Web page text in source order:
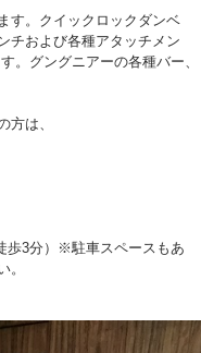
す。クイックロックダンベ
チおよび各種アタッチメン
。グングニアーの各種バー、
方は、
歩3分）※駐車スペースもあ
。